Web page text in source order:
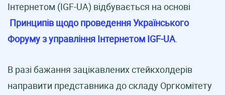
Інтернетом (IGF-UA) відбувається на основі
Принципів щодо проведення Українського
Форуму з управління Інтернетом IGF-UA.
В разі бажання зацікавлених стейкхолдерів
направити представника до складу Оргкомітету